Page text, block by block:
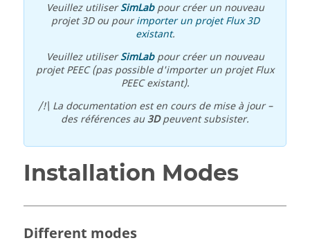
Veuillez utiliserSimLabpour créer un nouveau
projet 3D ou pourimporter un projet Flux 3D
existant.
Veuillez utiliserSimLabpour créer un nouveau
projet PEEC (pas possible d'importer un projet Flux
PEEC existant).
/!\ La documentation est en cours de mise à jour –
des références au3Dpeuvent subsister.
Installation Modes
Different modes